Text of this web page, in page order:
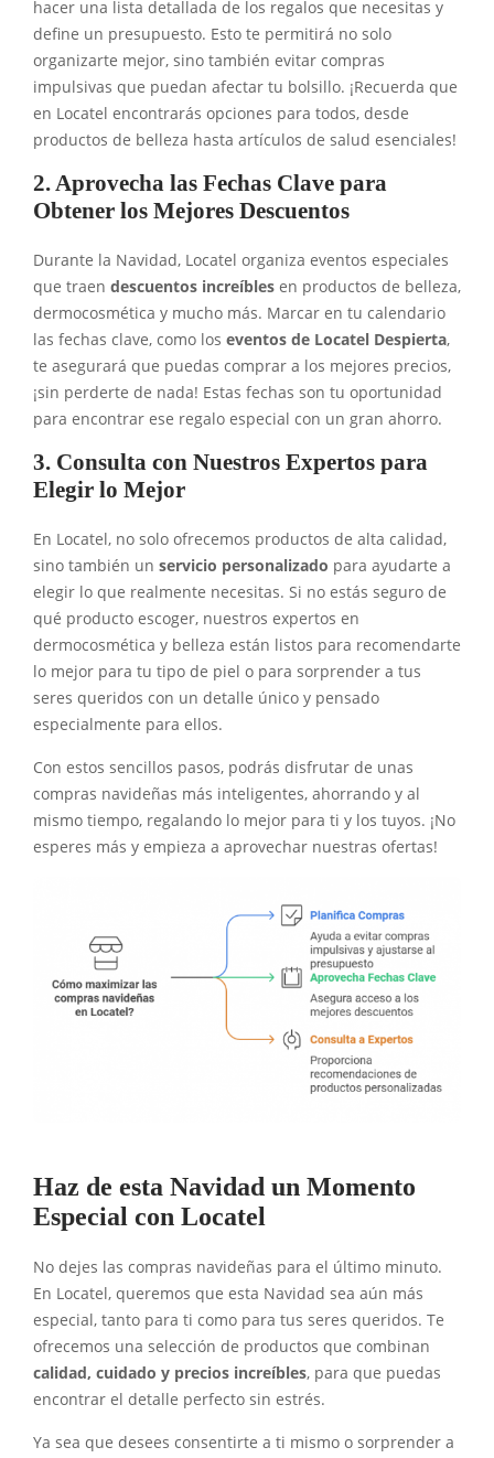
hacer una lista detallada de los regalos que necesitas y
define un presupuesto. Esto te permitirá no solo
organizarte mejor, sino también evitar compras
impulsivas que puedan afectar tu bolsillo. ¡Recuerda que
en Locatel encontrarás opciones para todos, desde
productos de belleza hasta artículos de salud esenciales!
2. Aprovecha las Fechas Clave para
Obtener los Mejores Descuentos
Durante la Navidad, Locatel organiza eventos especiales
que traen descuentos increíbles en productos de belleza,
dermocosmética y mucho más. Marcar en tu calendario
las fechas clave, como los eventos de Locatel Despierta,
te asegurará que puedas comprar a los mejores precios,
¡sin perderte de nada! Estas fechas son tu oportunidad
para encontrar ese regalo especial con un gran ahorro.
3. Consulta con Nuestros Expertos para
Elegir lo Mejor
En Locatel, no solo ofrecemos productos de alta calidad,
sino también un servicio personalizado para ayudarte a
elegir lo que realmente necesitas. Si no estás seguro de
qué producto escoger, nuestros expertos en
dermocosmética y belleza están listos para recomendarte
lo mejor para tu tipo de piel o para sorprender a tus
seres queridos con un detalle único y pensado
especialmente para ellos.
Con estos sencillos pasos, podrás disfrutar de unas
compras navideñas más inteligentes, ahorrando y al
mismo tiempo, regalando lo mejor para ti y los tuyos. ¡No
esperes más y empieza a aprovechar nuestras ofertas!
Haz de esta Navidad un Momento
Especial con Locatel
No dejes las compras navideñas para el último minuto.
En Locatel, queremos que esta Navidad sea aún más
especial, tanto para ti como para tus seres queridos. Te
ofrecemos una selección de productos que combinan
calidad, cuidado y precios increíbles, para que puedas
encontrar el detalle perfecto sin estrés.
Ya sea que desees consentirte a ti mismo o sorprender a